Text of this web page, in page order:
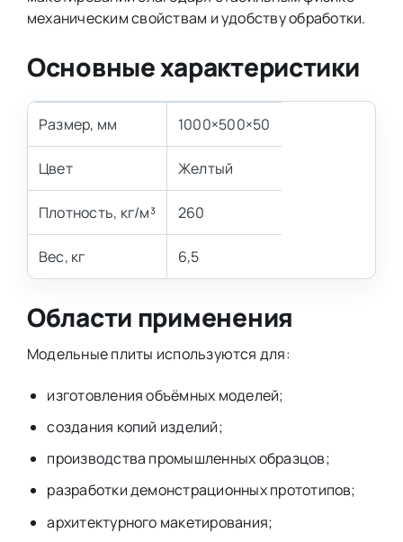
механическим свойствам и удобству обработки.
Основные характеристики
Размер, мм 1000×500×50
Цвет Желтый
Плотность, кг/м³ 260
Вес, кг 6,5
Области применения
Модельные плиты используются для:
изготовления объёмных моделей;
создания копий изделий;
производства промышленных образцов;
разработки демонстрационных прототипов;
архитектурного макетирования;